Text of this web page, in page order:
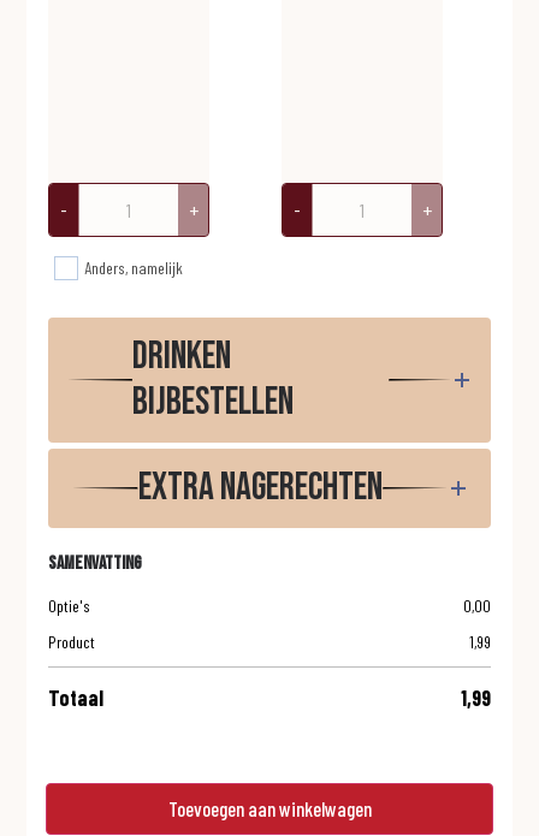
- + - +
Anders, namelijk
Drinken
bijbestellen
Extra nagerechten
Samenvatting
Optie's
0,00
Product
1,99
Totaal 1,99
Toevoegen aan winkelwagen